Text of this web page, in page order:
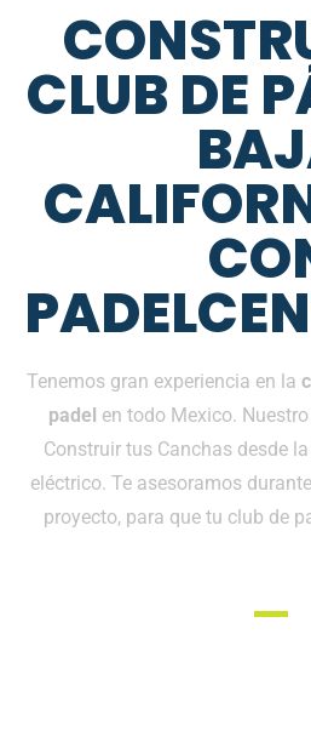
CLUB DE
Tenemos gran experiencia en la
padel en todo Mexico.
Construir tus Canchas desde
eléctrico. Te asesoramos
proyecto, para que tu club de